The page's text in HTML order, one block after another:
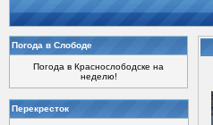
Погода в Слободе
Погода в Краснослободске на
неделю!
Перекресток